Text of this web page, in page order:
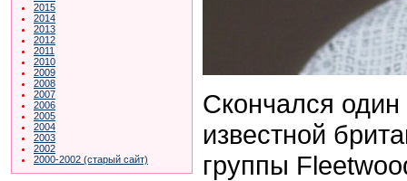
2015
2014
2013
2012
2011
2010
2009
2008
2007
2006
2005
2004
2003
2002
2000-2002 (старый сайт)
Скончался
известной
группы